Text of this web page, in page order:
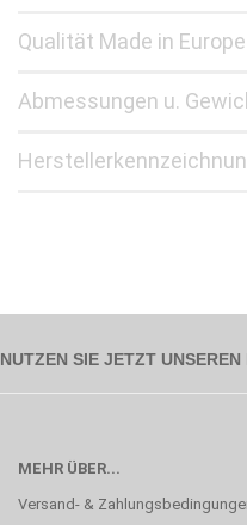
Qualität Made in Europe
Abmessungen u.
NUTZEN SIE JETZT
MEHR ÜBER...
Versand- &